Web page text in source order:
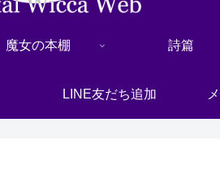
魔女の本棚 詩篇
LINE友だち追加